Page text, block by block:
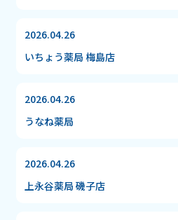
2026.04.26
いちょう薬局 梅島店
2026.04.26
うなね薬局
2026.04.26
上永谷薬局 磯子店